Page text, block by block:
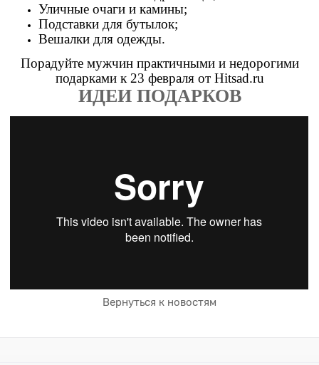
Уличные очаги и камины;
Подставки для бутылок;
Вешалки для одежды.
Порадуйте мужчин практичными и недорогими
подарками к 23 февраля от Hitsad.ru
ИДЕИ ПОДАРКОВ
Вернуться к новостям